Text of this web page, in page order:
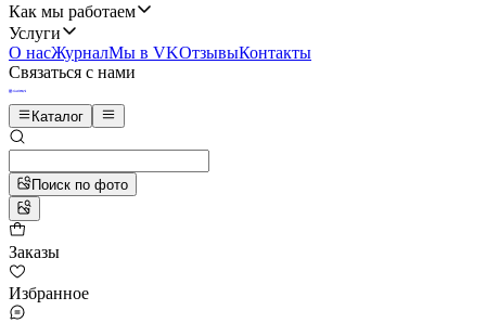
Как мы работаем
Услуги
О насЖурналМы в VKОтзывыКонтакты
Связаться с нами
Каталог
Поиск по фото
Заказы
Избранное